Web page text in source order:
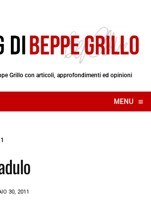
Grillo con articoli, approfondimenti ed opinioni
MENU ≡
☰
30, 2011